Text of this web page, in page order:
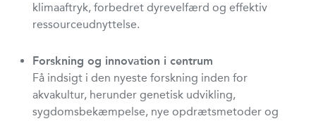
klimaaftryk, forbedret dyrevelfærd og effektiv
ressourceudnyttelse.
Forskning og innovation i centrum
Få indsigt i den nyeste forskning inden for
akvakultur, herunder genetisk udvikling,
sygdomsbekæmpelse, nye opdrætsmetoder og